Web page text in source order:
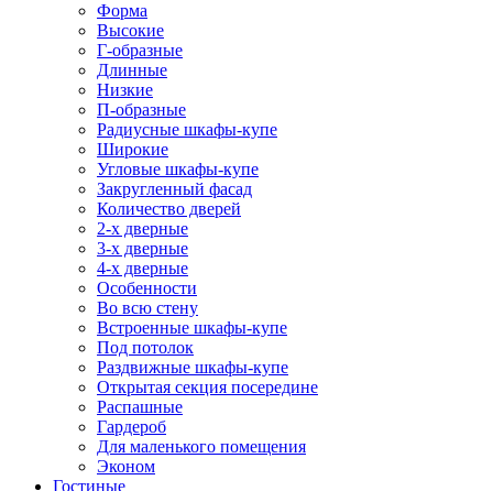
Форма
Высокие
Г-образные
Длинные
Низкие
П-образные
Радиусные шкафы-купе
Широкие
Угловые шкафы-купе
Закругленный фасад
Количество дверей
2-х дверные
3-х дверные
4-х дверные
Особенности
Во всю стену
Встроенные шкафы-купе
Под потолок
Раздвижные шкафы-купе
Открытая секция посередине
Распашные
Гардероб
Для маленького помещения
Эконом
Гостиные